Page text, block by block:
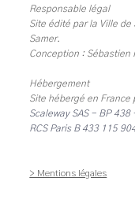
Responsable légal
Site édité par la Ville de
Samer.
Conception : Sébastien
Hébergement
Site hébergé en France
Scaleway SAS - BP 438
RCS Paris B 433 115
> Mentions légales